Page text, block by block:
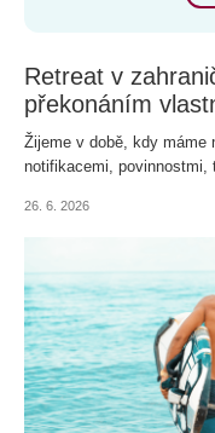
Retreat v
překonáním
Žijeme v době, kdy máme
notifikacemi, povinnostmi,
a dopřát si čas jen pro
26. 6. 2026